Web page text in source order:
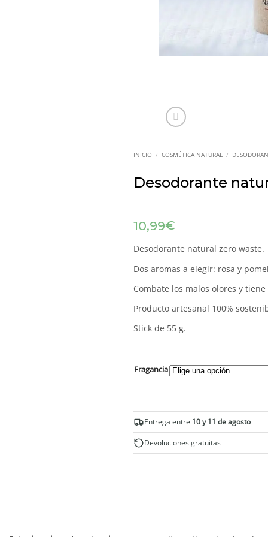
INICIO / COSMÉTICA NATURAL /
Desodorante
10,99€
Desodorante natural zero waste.
Dos aromas a elegir: rosa y
Combate los malos olores y
Producto artesanal 100%
Stick de 55 g.
Fragancia
Entrega entre 10 y 11 de agosto
Devoluciones gratuitas